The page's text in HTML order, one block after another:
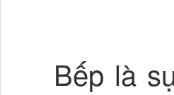
Bếp là